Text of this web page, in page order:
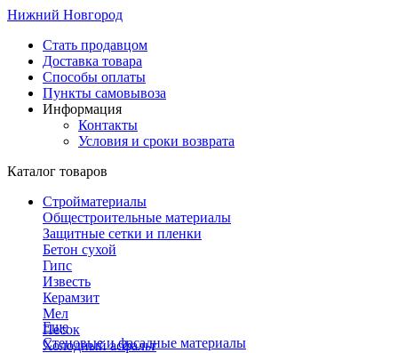
Нижний Новгород
Стать продавцом
Доставка товара
Способы оплаты
Пункты самовывоза
Информация
Контакты
Условия и сроки возврата
Каталог товаров
Стройматериалы
Общестроительные материалы
Защитные сетки и пленки
Бетон сухой
Гипс
Известь
Керамзит
Мел
Песок
Холодный асфальт
Еще
Стеновые и фасадные материалы